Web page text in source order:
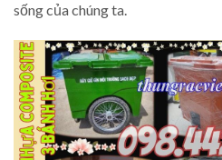
sống của chúng ta.